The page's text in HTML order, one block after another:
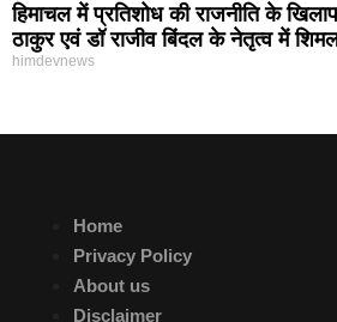
हिमाचल में प्रतिशोध की राजनीति के
ठाकुर एवं डॉ राजीव बिंदल के नेतृत्व में
himdevnews
Home
Privacy Policy
About us
Disclaimer